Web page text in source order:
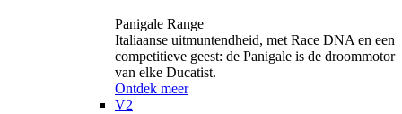
Panigale Range
Italiaanse uitmuntendheid, met Race DNA en een
competitieve geest: de Panigale is de droommotor
van elke Ducatist.
Ontdek meer
V2